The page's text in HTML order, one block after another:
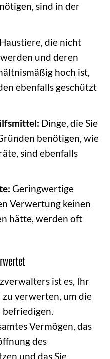
sind in der
Haustiere, die nicht
und deren
hoch ist,
ebenfalls geschützt
Dinge, die Sie
benötigen, wie
sind ebenfalls
Geringwertige
Verwertung keinen
hätte, werden oft
ist es, Ihr
zu verwerten, um die
Vermögen, das
des
und das Sie